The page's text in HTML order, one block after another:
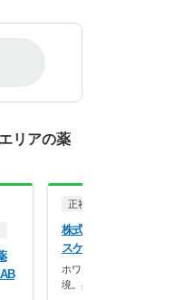
リアの薬
正社員
株式会社ココカラファイ
スケア メイプル薬局 都
ホワイト500認定のクリーン
境。身だしなみの自…